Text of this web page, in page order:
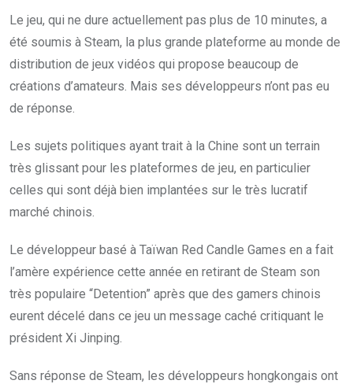
Le jeu, qui ne dure actuellement pas plus de 10 minutes, a
été soumis à Steam, la plus grande plateforme au monde de
distribution de jeux vidéos qui propose beaucoup de
créations d’amateurs. Mais ses développeurs n’ont pas eu
de réponse.
Les sujets politiques ayant trait à la Chine sont un terrain
très glissant pour les plateformes de jeu, en particulier
celles qui sont déjà bien implantées sur le très lucratif
marché chinois.
Le développeur basé à Taïwan Red Candle Games en a fait
l’amère expérience cette année en retirant de Steam son
très populaire “Detention” après que des gamers chinois
eurent décelé dans ce jeu un message caché critiquant le
président Xi Jinping.
Sans réponse de Steam, les développeurs hongkongais ont